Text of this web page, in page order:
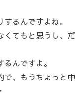
るんですよね。
くてもと思うし、だ
んですよ。
で、もうちょっと中